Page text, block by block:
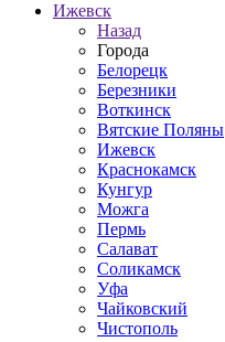
Ижевск
Назад
Города
Белорецк
Березники
Воткинск
Вятские Поляны
Ижевск
Краснокамск
Кунгур
Можга
Пермь
Салават
Соликамск
Уфа
Чайковский
Чистополь